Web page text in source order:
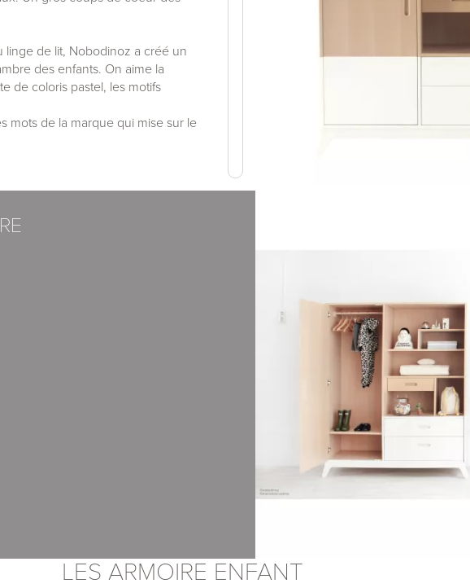
linge de lit, Nobodinoz a créé un
des enfants. On aime la
de coloris pastel, les motifs
mots de la marque qui mise sur le
de la Banque Populaire.
LES ARMOIRE ENFANT